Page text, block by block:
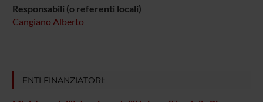
Responsabili (o referenti locali)
Cangiano Alberto
ENTI FINANZIATORI: